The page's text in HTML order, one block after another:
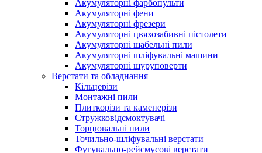
Акумуляторні фарбопульти
Акумуляторні фени
Акумуляторні фрезери
Акумуляторні цвяхозабивні пістолети
Акумуляторні шабельні пили
Акумуляторні шліфувальні машини
Акумуляторні шуруповерти
Верстати та обладнання
Кільцерізи
Монтажні пили
Плиткорізи та каменерізи
Стружковідсмоктувачі
Торцювальні пили
Точильно-шліфувальні верстати
Фугувально-рейсмусові верстати